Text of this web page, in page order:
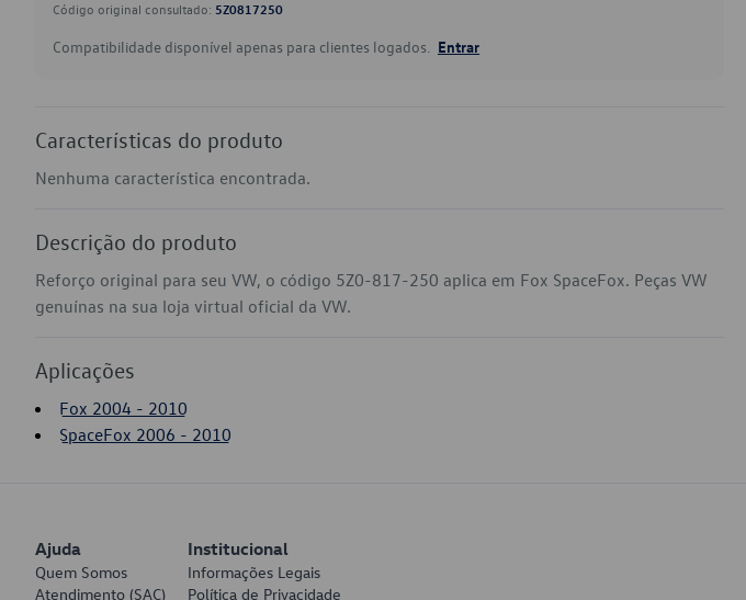
Código original consultado: 5Z0817250
Compatibilidade disponível apenas para clientes logados. Entrar
Características do produto
Nenhuma característica encontrada.
Descrição do produto
Reforço original para seu VW, o código 5Z0-817-250 aplica em Fox SpaceFox. Peças VW
genuínas na sua loja virtual oficial da VW.
Aplicações
Fox 2004 - 2010
SpaceFox 2006 - 2010
Ajuda
Quem Somos
Atendimento (SAC)
Institucional
Informações Legais
Política de Privacidade